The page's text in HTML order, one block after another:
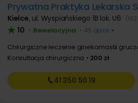
Prywatna Praktyka Lekarska
Kielce, ul. Wyspiańskiego 1B lok. U6
10 • Rewelacyjna • 45 opinii
Chirurgiczne leczenie ginekomastii
Konsultacja chirurgiczna
200 zł
41 350 50 19